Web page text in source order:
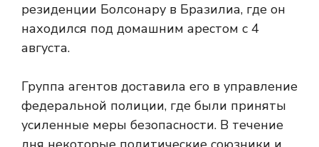
резиденции Болсонару в Бразилиа, где он
находился под домашним арестом с 4
августа.
Группа агентов доставила его в управление
федеральной полиции, где были приняты
усиленные меры безопасности. В течение